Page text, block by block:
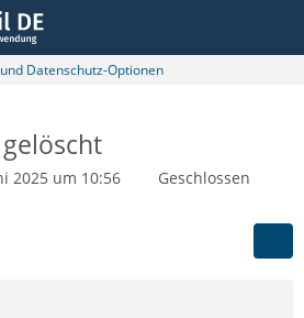
Datenschutz-Optionen
2025 um 10:56
Geschlossen